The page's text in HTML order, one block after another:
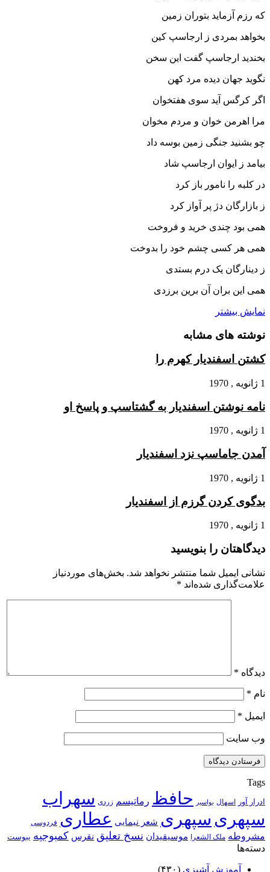
که رزم آزماید بتوران زمین
بخواهد بمردى ز ارجاسپ کین‏
بخندید ارجاسپ گفت این سخن
نگوید جهان دیده مرد کهن‏
اگر کرگس آید سوى هفتخوان
مرا اهرمن خوان و مردم مخوان‏
چو بشنید جنگى زمین بوسه داد
بیامد ز ایوان ارجاسپ شاد
در کلبه را نامور باز کرد
ز بازارگان دژ پر آواز کرد
همى بود چندى خرید و فروخت
همى هر کسى چشم خود را بدوخت‏
ز دینارگان یک درم بستدى
همى این بران آن برین برزدى‏
نمایش بیشتر
نوشته های مشابه
کشتن اسفندیار کهرم را
1 ژانویه , 1970
نامه نوشتن اسفندیار به گشتاسپ و پاسخ او
1 ژانویه , 1970
آمدن جاماسپ نزد اسفندیار
1 ژانویه , 1970
بدگوى کردن گرزم از اسفندیار
1 ژانویه , 1970
دیدگاهتان را بنویسید
نشانی ایمیل شما منتشر نخواهد شد. بخش‌های موردنیاز
علامت‌گذاری شده‌اند *
دیدگاه *
نام *
ایمیل *
وب‌ سایت
Tags
ادرار آور اسهال بواسیر حافظ رماتیسم زردی سهراب
سپهری سپهری شعر نیمایی عطاری فردوسی
مشروطه ملک الشعرا موسیقیدان نسخ تعلیق نقرس کمبوجیه یبوست
دسته‌ها
آموزش آشپزی (۴۳۰)